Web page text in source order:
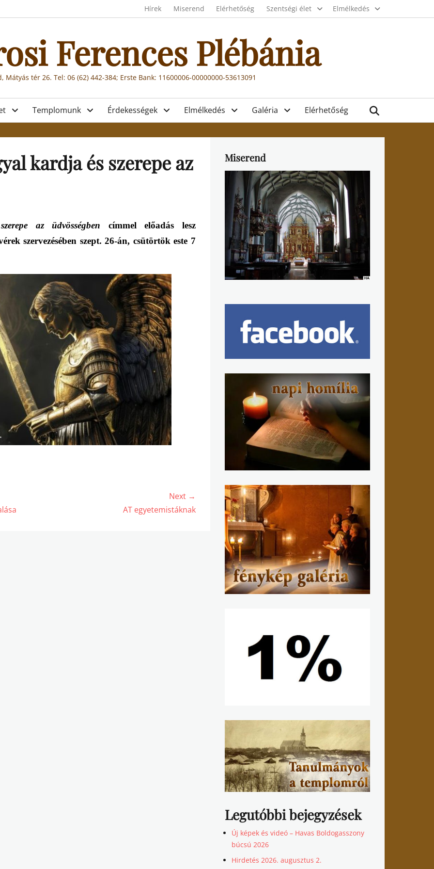
Header menu
Hírek Miserend Elérhetőség Szentségi élet Elmélkedés
Ferences Plébánia
Mátyás tér 26. Tel: 06 (62) 442-384; Erste Bank: 11600006-00000000-53613091
Templomunk Érdekességek Elmélkedés Galéria Elérhetőség
kardja és szerepe az
az üdvösségben címmel előadás lesz
szervezésében szept. 26-án, csütörtök este 7
Next →
AT egyetemistáknak
Miserend
Legutóbbi bejegyzések
Új képek és videó – Havas Boldogasszony
búcsú 2026
Hirdetés 2026. augusztus 2.